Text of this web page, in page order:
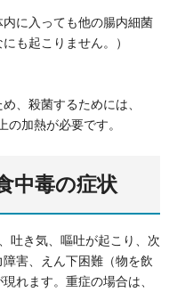
内に入っても他の腸内細菌
も起こりません。）
、殺菌するためには、
加熱が必要です。
中毒の症状
吐き気、嘔吐が起こり、次
害、えん下困難（物を飲
れます。重症の場合は、